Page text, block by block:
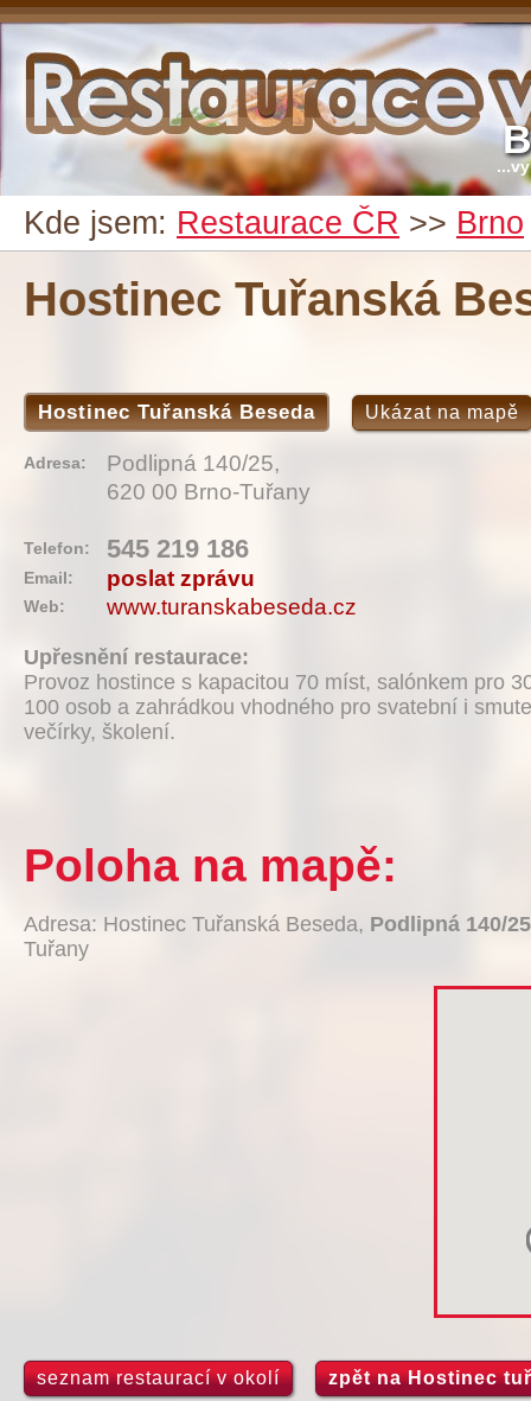
Kde jsem: Restaurace ČR >> Brno
Hostinec Tuřanská
Hostinec Tuřanská Beseda Ukázat na mapě
Adresa:
Podlipná 140/25,
620 00 Brno-Tuřany
Telefon: 545 219 186
Email: poslat zprávu
Web: www.turanskabeseda.cz
Upřesnění restaurace:
Provoz hostince s kapacitou 70 míst, salónkem pro
100 osob a zahrádkou vhodného pro svatební i
večírky, školení.
Poloha na mapě:
Adresa: Hostinec Tuřanská Beseda, Podlipná 140/25
Tuřany
seznam restaurací v okolí zpět na Hostinec